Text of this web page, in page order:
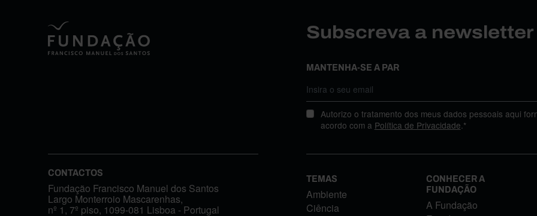
Subscreva a
MANTENHA-SE A PAR
Autorizo o tratamento dos meus dados pessoais aqui
acordo com a Política de Privacidade.*
CONTACTOS
Fundação Francisco Manuel dos Santos
Largo Monterroio Mascarenhas,
nº 1, 7º piso, 1099-081 Lisboa - Portugal
TEMAS
Ambiente
Ciência
CONHECER A
FUNDAÇÃO
A Fundação